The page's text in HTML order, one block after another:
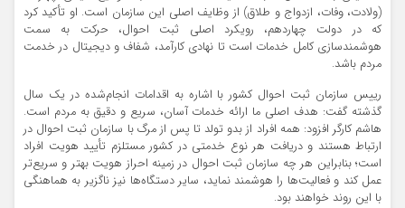
(ولادت، وفات، ازدواج و طلاق) از وظایف اصلی این سازمان است. او تأکید کرد
که در دولت چهاردهم، رویکرد اصلی ثبت احوال، حرکت به سمت
هوشمندسازی کامل خدمات است تا نهادی کارآمد، شفاف و دیجیتال در خدمت
مردم باشد.
رییس سازمان ثبت احوال کشور با اشاره به اقدامات انجام‌شده در یک سال
گذشته گفت: هدف اصلی ما ارائه خدمات آسان، سریع و دقیق به مردم است.
هاشم کارگر افزود: همه افراد از بدو تولد تا پس از مرگ با سازمان ثبت احوال در
ارتباط هستند و دریافت هر نوع خدمتی در کشور مستلزم تأیید هویت افراد
است؛ بنابراین هر چه سازمان ثبت احوال در زمینه احراز هویت بهتر و سریع‌تر
عمل کند و فعالیت‌ها را هوشمند نماید، سایر دستگاه‌ها نیز ناگزیر به هماهنگی
با این روند خواهند بود.